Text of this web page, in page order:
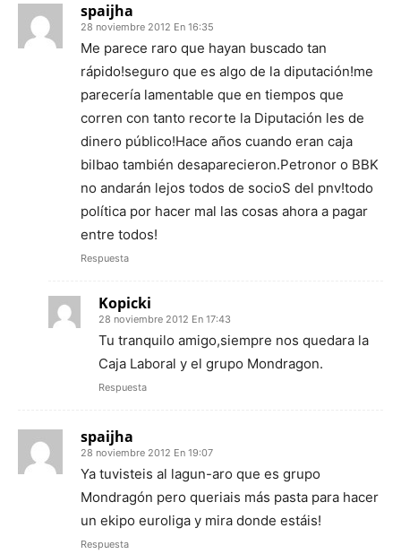
spaijha
28 noviembre 2012 En 16:35
Me parece raro que hayan buscado tan
rápido!seguro que es algo de la diputación!me
parecería lamentable que en tiempos que
corren con tanto recorte la Diputación les de
dinero público!Hace años cuando eran caja
bilbao también desaparecieron.Petronor o BBK
no andarán lejos todos de socioS del pnv!todo
política por hacer mal las cosas ahora a pagar
entre todos!
Respuesta
Kopicki
28 noviembre 2012 En 17:43
Tu tranquilo amigo,siempre nos quedara la
Caja Laboral y el grupo Mondragon.
Respuesta
spaijha
28 noviembre 2012 En 19:07
Ya tuvisteis al lagun-aro que es grupo
Mondragón pero queriais más pasta para hacer
un ekipo euroliga y mira donde estáis!
Respuesta